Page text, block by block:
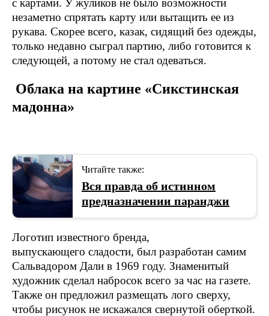
с картами. У жуликов не было возможности
незаметно спрятать карту или вытащить ее из
рукава. Скорее всего, казак, сидящий без одежды,
только недавно сыграл партию, либо готовится к
следующей, а потому не стал одеваться.
Облака на картине «Сикстинская
мадонна»
Читайте также:
Вся правда об истинном
предназначении паранджи
Логотип известного бренда,
выпускающего сладости, был разработан самим
Сальвадором Дали в 1969 году. Знаменитый
художник сделал набросок всего за час на газете.
Также он предложил размещать лого сверху,
чтобы рисунок не искажался свернутой оберткой.